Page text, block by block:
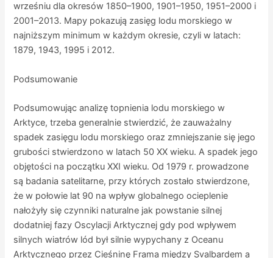
wrześniu dla okresów 1850–1900, 1901–1950, 1951–2000 i
2001–2013. Mapy pokazują zasięg lodu morskiego w
najniższym minimum w każdym okresie, czyli w latach:
1879, 1943, 1995 i 2012.
Podsumowanie
Podsumowując analizę topnienia lodu morskiego w
Arktyce, trzeba generalnie stwierdzić, że zauważalny
spadek zasięgu lodu morskiego oraz zmniejszanie się jego
grubości stwierdzono w latach 50 XX wieku. A spadek jego
objętości na początku XXI wieku. Od 1979 r. prowadzone
są badania satelitarne, przy których zostało stwierdzone,
że w połowie lat 90 na wpływ globalnego ocieplenie
nałożyły się czynniki naturalne jak powstanie silnej
dodatniej fazy Oscylacji Arktycznej gdy pod wpływem
silnych wiatrów lód był silnie wypychany z Oceanu
Arktycznego przez Cieśninę Frama między Svalbardem a